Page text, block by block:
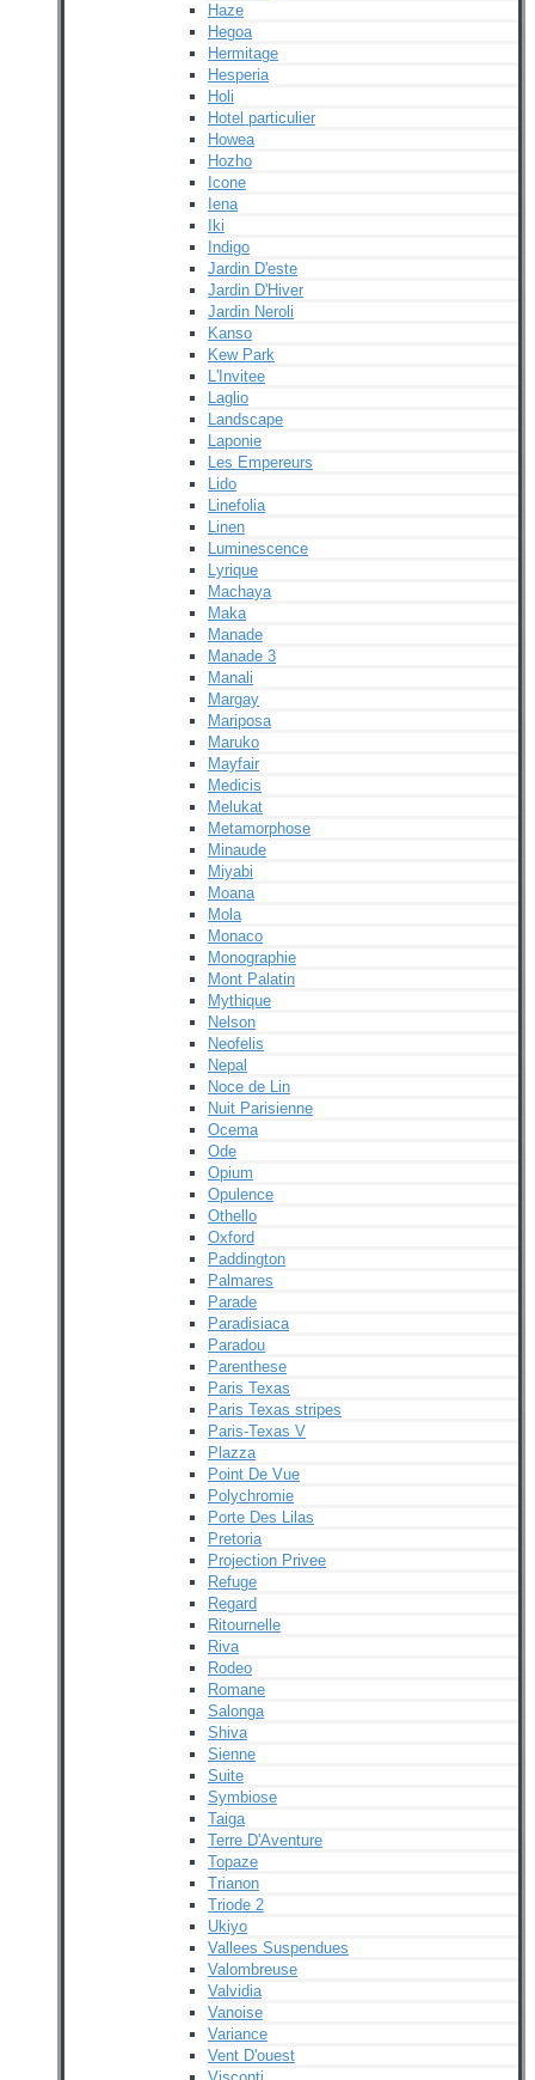
Haze
Hegoa
Hermitage
Hesperia
Holi
Hotel particulier
Howea
Hozho
Icone
Iena
Iki
Indigo
Jardin D'este
Jardin D'Hiver
Jardin Neroli
Kanso
Kew Park
L'Invitee
Laglio
Landscape
Laponie
Les Empereurs
Lido
Linefolia
Linen
Luminescence
Lyrique
Machaya
Maka
Manade
Manade 3
Manali
Margay
Mariposa
Maruko
Mayfair
Medicis
Melukat
Metamorphose
Minaude
Miyabi
Moana
Mola
Monaco
Monographie
Mont Palatin
Mythique
Nelson
Neofelis
Nepal
Noce de Lin
Nuit Parisienne
Ocema
Ode
Opium
Opulence
Othello
Oxford
Paddington
Palmares
Parade
Paradisiaca
Paradou
Parenthese
Paris Texas
Paris Texas stripes
Paris-Texas V
Plazza
Point De Vue
Polychromie
Porte Des Lilas
Pretoria
Projection Privee
Refuge
Regard
Ritournelle
Riva
Rodeo
Romane
Salonga
Shiva
Sienne
Suite
Symbiose
Taiga
Terre D'Aventure
Topaze
Trianon
Triode 2
Ukiyo
Vallees Suspendues
Valombreuse
Valvidia
Vanoise
Variance
Vent D'ouest